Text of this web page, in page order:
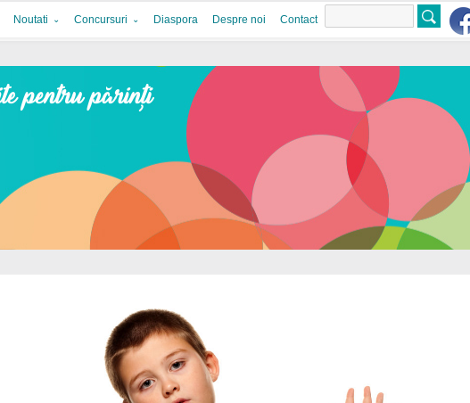
Noutati Concursuri Diaspora Despre noi Contact